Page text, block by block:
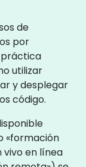
de
por
utilizar
y desplegar
código.
«formación
vivo en línea